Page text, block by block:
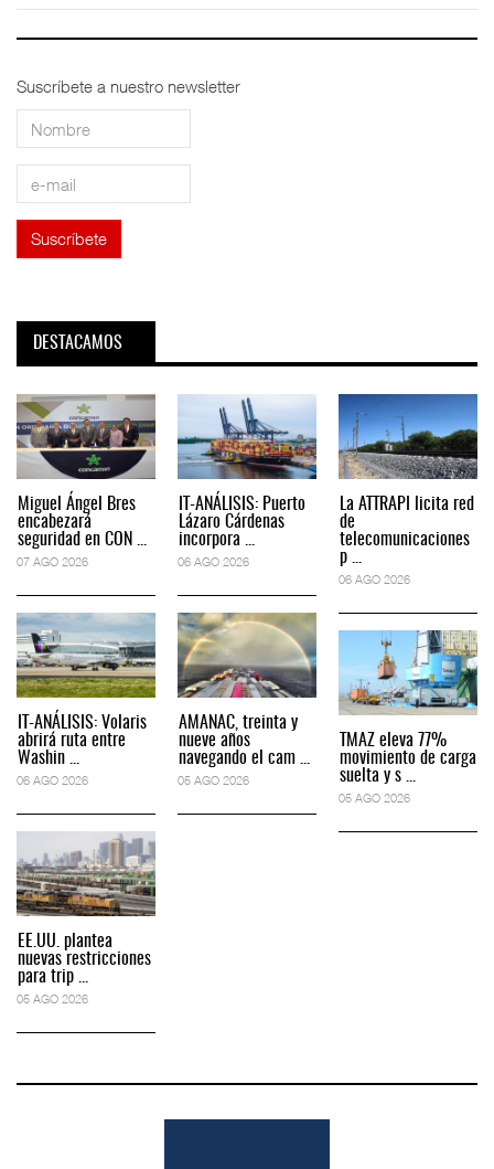
Suscríbete a nuestro newsletter
DESTACAMOS
Miguel Ángel Bres
encabezará
seguridad en CON ...
07 AGO 2026
IT-ANÁLISIS: Volaris
abrirá ruta entre
Washin ...
06 AGO 2026
EE.UU. plantea
nuevas restricciones
para trip ...
05 AGO 2026
IT-ANÁLISIS: Puerto
Lázaro Cárdenas
incorpora ...
06 AGO 2026
AMANAC, treinta y
nueve años
navegando el cam ...
05 AGO 2026
La ATTRAPI licita red
de
telecomunicaciones
p ...
06 AGO 2026
TMAZ eleva 77%
movimiento de carga
suelta y s ...
05 AGO 2026